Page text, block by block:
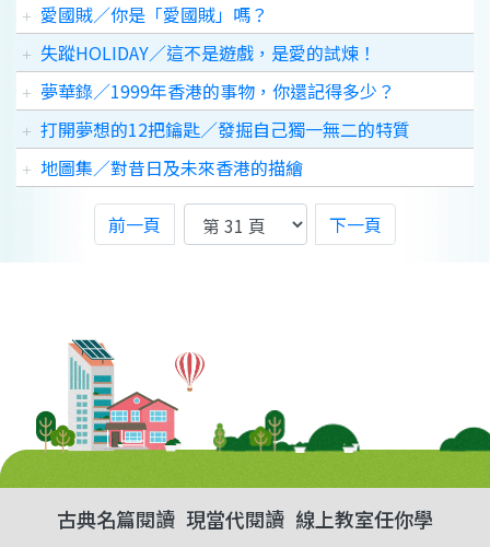
愛國賊／你是「愛國賊」嗎？
失蹤HOLIDAY／這不是遊戲，是愛的試煉！
夢華錄／1999年香港的事物，你還記得多少？
打開夢想的12把鑰匙／發掘自己獨一無二的特質
地圖集／對昔日及未來香港的描繪
前一頁 下一頁
古典名篇閱讀 現當代閱讀 線上教室任你學